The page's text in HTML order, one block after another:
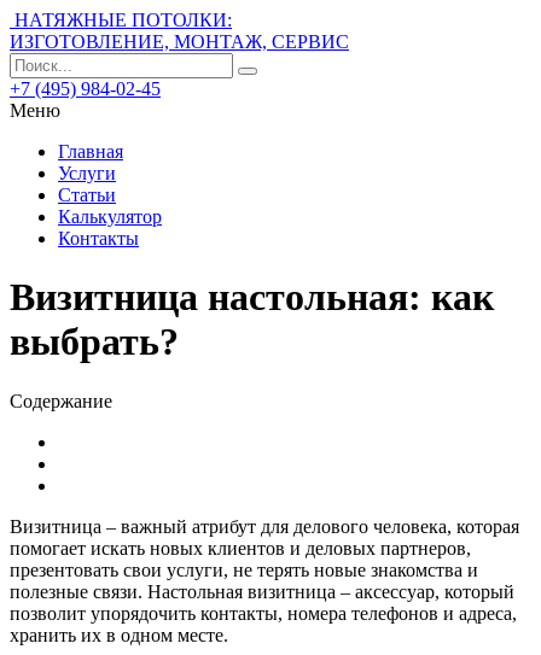
НАТЯЖНЫЕ ПОТОЛКИ:
ИЗГОТОВЛЕНИЕ, МОНТАЖ, СЕРВИС
+7 (495) 984-02-45
Меню
Главная
Услуги
Статьи
Калькулятор
Контакты
Визитница настольная: как
выбрать?
Содержание
Визитница – важный атрибут для делового человека, которая
помогает искать новых клиентов и деловых партнеров,
презентовать свои услуги, не терять новые знакомства и
полезные связи. Настольная визитница – аксессуар, который
позволит упорядочить контакты, номера телефонов и адреса,
хранить их в одном месте.